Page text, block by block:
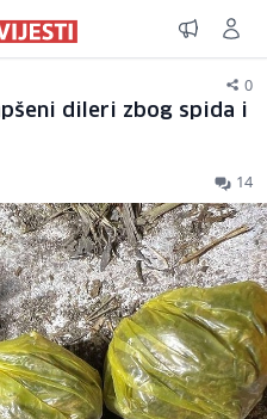
0
dileri zbog spida i
14